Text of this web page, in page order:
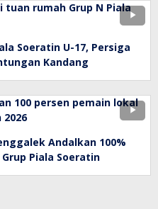
Soeratin U-17, Persiga
Kandang
Andalkan 100%
Piala Soeratin